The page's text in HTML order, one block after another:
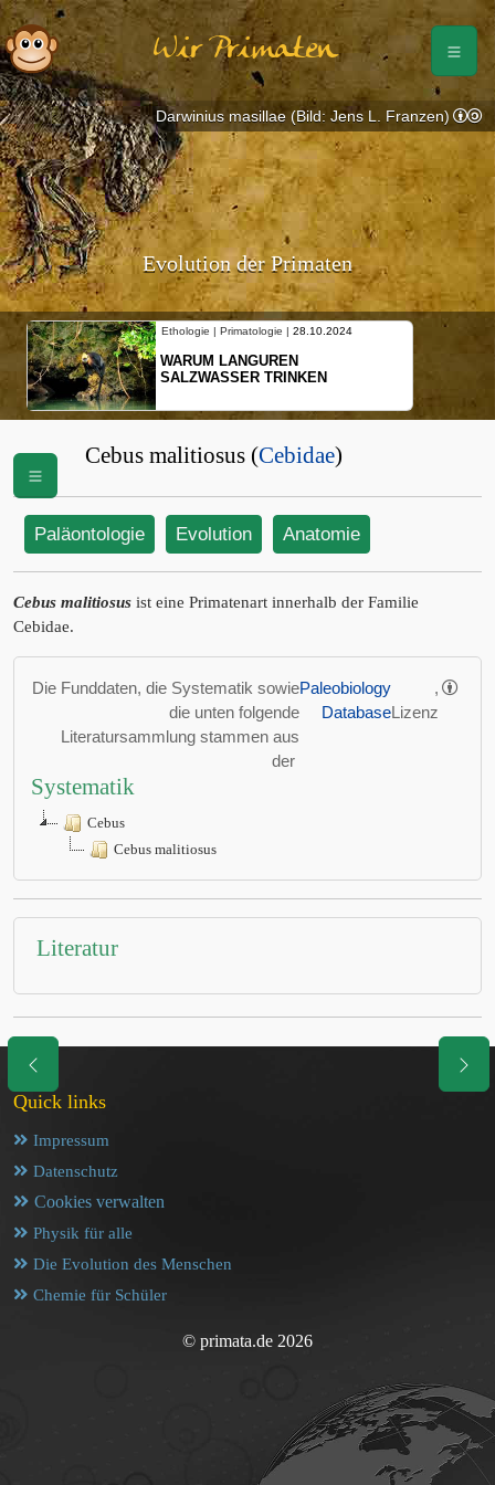
Wir Primaten
Evolution der Primaten
Ethologie | Primatologie | 28.10.2024
WARUM LANGUREN
SALZWASSER TRINKEN
Darwinius masillae (Bild: Jens L. Franzen)
Cebus malitiosus (Cebidae)
Paläontologie Evolution Anatomie
Cebus malitiosus ist eine Primatenart innerhalb der Familie
Cebidae.
Die Funddaten, die Systematik sowie
die unten folgende
Literatursammlung stammen aus
der
Paleobiology
Database
,
Lizenz
Systematik
Cebus
Cebus malitiosus
Literatur
Quick links
Impressum
Datenschutz
Cookies verwalten
Physik für alle
Die Evolution des Menschen
Chemie für Schüler
© primata.de 2026